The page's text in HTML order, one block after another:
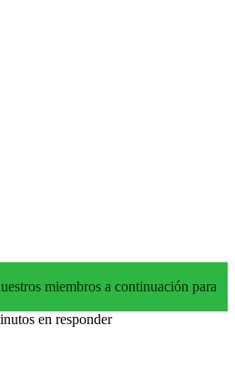
miembros a continuación para
en responder